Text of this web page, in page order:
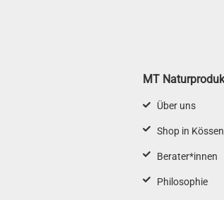
MT
Über uns
Shop in
Berater*innen
Philosophie